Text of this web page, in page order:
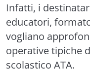
Infatti, i
educatori,
vogliano
operative tipiche
scolastico ATA.